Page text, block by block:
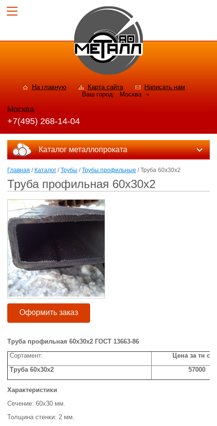
На главную Карта сайта
Написать нам
Ваш город:
Москва
Москва
+7(495) 268-14-04
Каталог металлопроката
Главная / Каталог /Трубы /Трубы профильные / Труба 60х30х2
Труба профильная 60х30х2
Оформить заказ
Труба профильная 60х30х2 ГОСТ 13663-86
Сортамент:
Цена за тн с
Труба 60х30х2
57000
Характеристики
Сечение: 60х30 мм.
Толщина стенки: 2 мм.